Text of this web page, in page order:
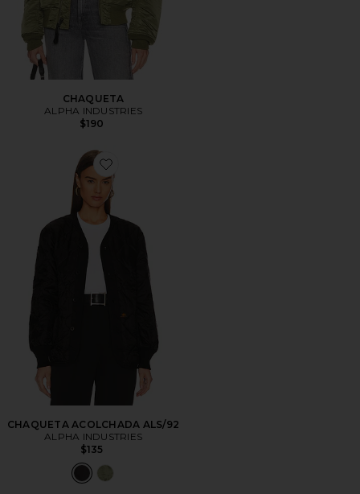
CHAQUETA
ALPHA INDUSTRIES
$190
Favorite CHAQUETA ACOLCHADA ALS/92
CHAQUETA ACOLCHADA ALS/92
ALPHA INDUSTRIES
$135